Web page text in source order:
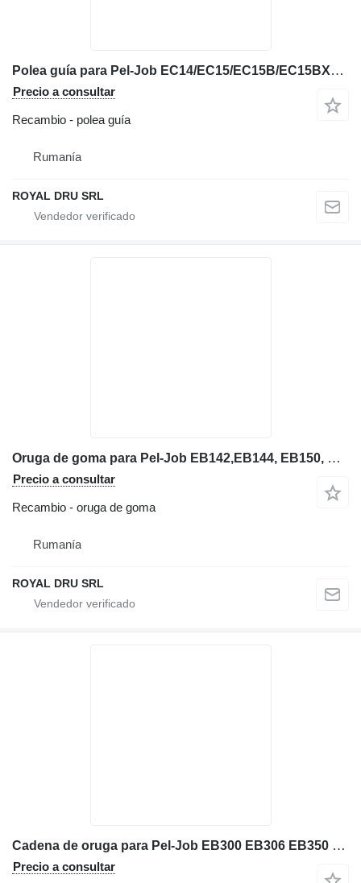
Polea guía para Pel-Job EC14/EC15/EC15B/EC15BXR/EC15XR/EC20 miniexcavadora
Precio a consultar
Recambio - polea guía
Rumanía
ROYAL DRU SRL
Oruga de goma para Pel-Job EB142,EB144, EB150, EB150XR, EB150XT, EB1 miniexcavadora
Precio a consultar
Recambio - oruga de goma
Rumanía
ROYAL DRU SRL
Cadena de oruga para Pel-Job EB300 EB306 EB350 EB350XT EB36 EB400 miniexcavadora
Precio a consultar